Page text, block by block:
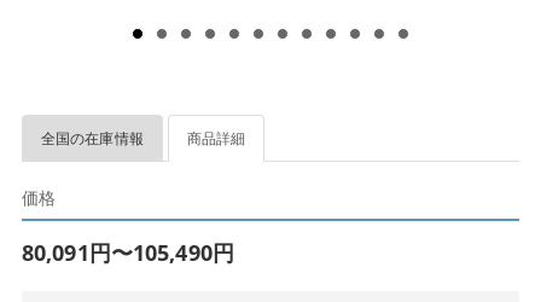
全国の在庫情報 商品詳細
価格
80,091円〜105,490円